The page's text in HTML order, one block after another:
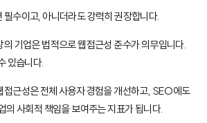
필수이고, 아니더라도 강력히 권장합니다.
기업은 법적으로 웹접근성 준수가 의무입니다.
있습니다.
접근성은 전체 사용자 경험을 개선하고, SEO에도
의 사회적 책임을 보여주는 지표가 됩니다.